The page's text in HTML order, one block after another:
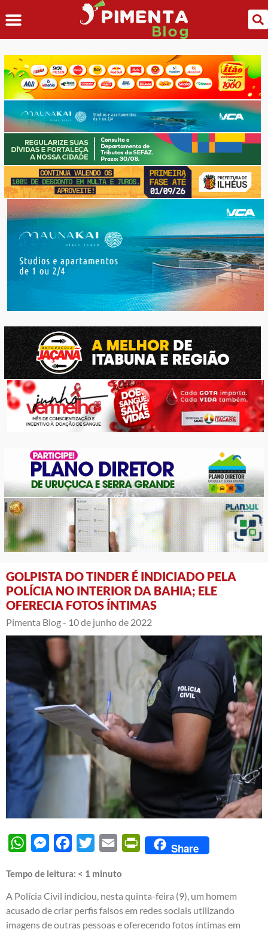
GOLPISTA DO TINDER É INDICIADO PELA
POLÍCIA NO INTERIOR DA BAHIA; ELE
OFERECIA FOTOS ÍNTIMAS
Pimenta Blog - 10 de junho de 2022
WhatsAppMessengerFacebook
Twitter Email PrintFriendly
Share
Tempo de leitura: < 1 minuto
A Polícia Civil indiciou, nesta quinta-feira (9), um homem
acusado de criar perfis falsos em redes sociais utilizando
imagens de outras pessoas e oferecendo fotos íntimas em